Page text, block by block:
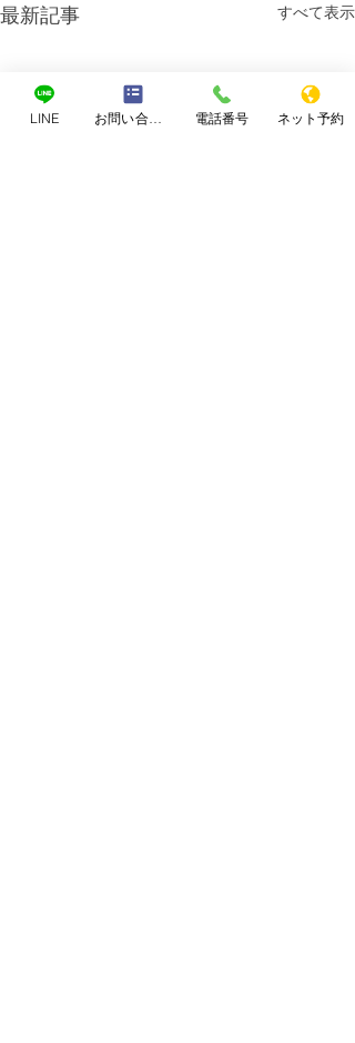
最新記事 すべて表示
LINE お問い合わせフォーム 電話番号 ネット予約